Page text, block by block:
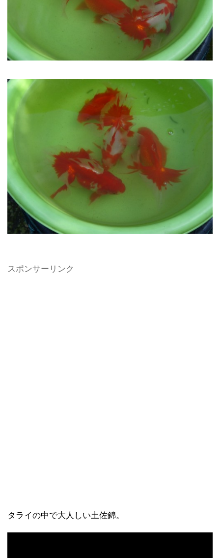
スポンサーリンク
タライの中で大人しい土佐錦。